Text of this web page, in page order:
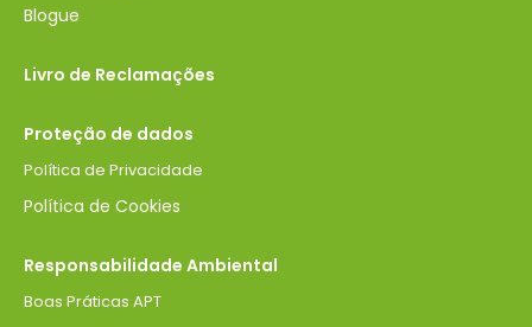
Blogue
Livro de Reclamações
Proteção de dados
Política de Privacidade
Política de Cookies
Responsabilidade Ambiental
Boas Práticas APT